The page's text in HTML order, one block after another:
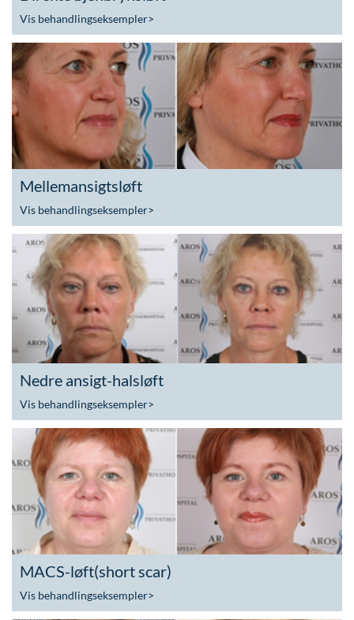
Vis behandlingseksempler>
Mellemansigtsløft
Vis behandlingseksempler>
Nedre ansigt-halsløft
Vis behandlingseksempler>
MACS-løft(short scar)
Vis behandlingseksempler>